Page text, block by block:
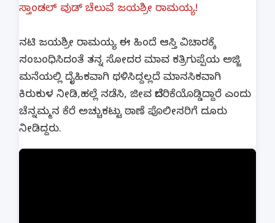
ಸ್ತಾಂಡಲ್ ವುಡ್ ಚೆಲುವೆ ಜಯಶ್ರೀ ರಾಮಯ್ಯ!
ನಟಿ ಜಯಶ್ರೀ ರಾಮಯ್ಯ ಈ ಹಿಂದೆ ಆಸ್ತಿ ವಿಚಾರಕ್ಕೆ
ಸಂಬಂಧಿಸಿದಂತೆ ತನ್ನ ಸೋದರ ಮಾವ ಕತ್ರಿಗುಪ್ಪೆಯ ಅಜ್ಜಿ
ಮನೆಯಲ್ಲಿ ದೈಹಿಕವಾಗಿ ಥಳಿಸಿದ್ದಲ್ಲದೆ ಮಾನಸಿಕವಾಗಿ
ಕಿರುಕುಳ ನೀಡಿ,ಹಲ್ಲೆ ನಡೆಸಿ, ಜೀವ ಬೆದರಿಕೆಯೊಡ್ಡಿದ್ದಾರೆ ಎಂದು
ಚೆನ್ನಮ್ಮನ ಕೆರೆ ಅಚ್ಚುಕಟ್ಟು ಠಾಣೆ ಪೊಲೀಸರಿಗೆ ದೂರು
ನೀಡಿದ್ದರು.